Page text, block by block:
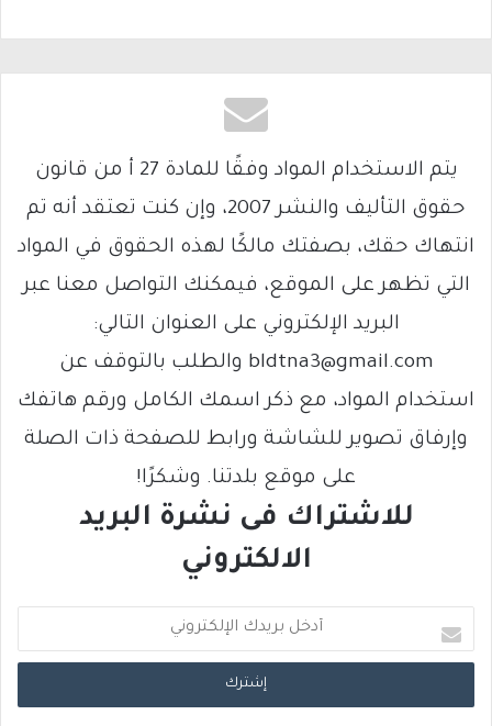
يتم الاستخدام المواد وفقًا للمادة 27 أ من قانون
حقوق التأليف والنشر 2007، وإن كنت تعتقد أنه تم
انتهاك حقك، بصفتك مالكًا لهذه الحقوق في المواد
التي تظهر على الموقع، فيمكنك التواصل معنا عبر
البريد الإلكتروني على العنوان التالي:
bldtna3@gmail.com والطلب بالتوقف عن
استخدام المواد، مع ذكر اسمك الكامل ورقم هاتفك
وإرفاق تصوير للشاشة ورابط للصفحة ذات الصلة
على موقع بلدتنا. وشكرًا!
للاشتراك فى نشرة البريد
الالكتروني
د
خ